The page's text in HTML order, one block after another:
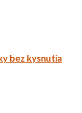
bez kysnutia